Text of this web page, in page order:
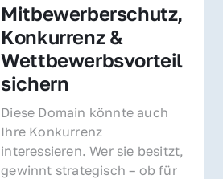
Mitbewerberschutz,
Konkurrenz &
Wettbewerbsvorteil
sichern
Diese Domain könnte auch
Ihre Konkurrenz
interessieren. Wer sie besitzt,
gewinnt strategisch – ob für